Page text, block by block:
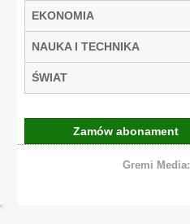
EKONOMIA
NAUKA I TECHNIKA
ŚWIAT
Zamów abonament
Gremi Media: